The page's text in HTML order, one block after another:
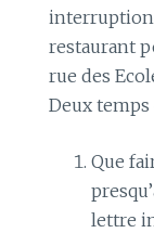
interruption
restaurant
rue des
Deux
Que
lettre